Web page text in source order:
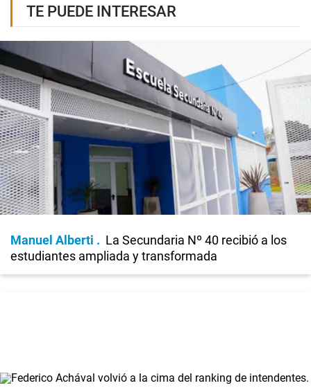
TE PUEDE INTERESAR
Manuel Alberti
La Secundaria Nº 40 recibió a los
estudiantes ampliada y transformada